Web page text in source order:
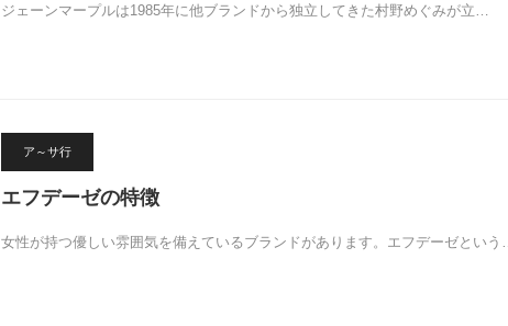
ジェーンマープルは1985年に他ブランドから独立してきた村野めぐみが立…
ア～サ行
エフデーゼの特徴
女性が持つ優しい雰囲気を備えているブランドがあります。エフデーゼという…